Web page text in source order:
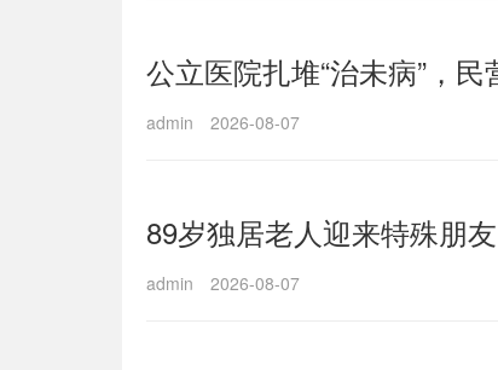
公立医院扎堆“治未病”，民
admin 2026-08-07
89岁独居老人迎来特殊朋
admin 2026-08-07